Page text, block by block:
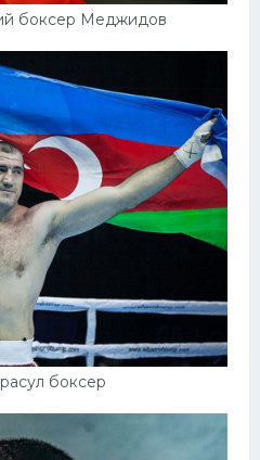
боксер Меджидов
боксер